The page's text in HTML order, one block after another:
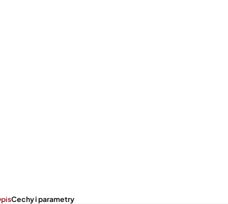
Cechy i parametry